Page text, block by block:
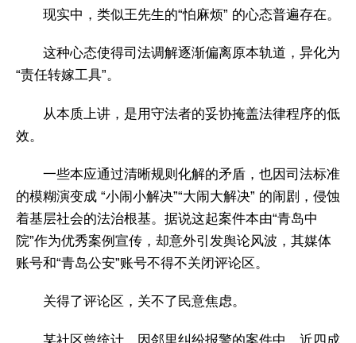
现实中，类似王先生的“怕麻烦” 的心态普遍存在。
这种心态使得司法调解逐渐偏离原本轨道，异化为
“责任转嫁工具”。
从本质上讲，是用守法者的妥协掩盖法律程序的低
效。
一些本应通过清晰规则化解的矛盾，也因司法标准
的模糊演变成 “小闹小解决”“大闹大解决” 的闹剧，侵蚀
着基层社会的法治根基。据说这起案件本由“青岛中
院”作为优秀案例宣传，却意外引发舆论风波，其媒体
账号和“青岛公安”账号不得不关闭评论区。
关得了评论区，关不了民意焦虑。
某社区曾统计，因邻里纠纷报警的案件中，近四成